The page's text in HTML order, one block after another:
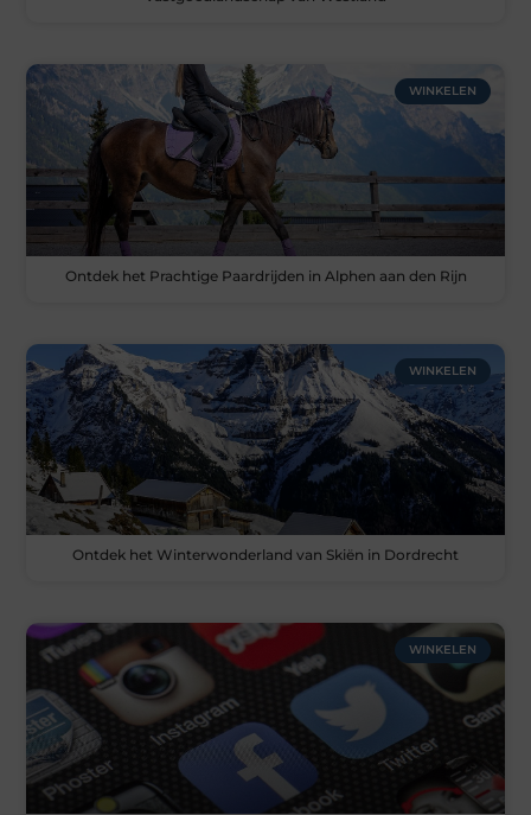
WINKELEN
Ontdek het Prachtige Paardrijden in Alphen aan den Rijn
WINKELEN
Ontdek het Winterwonderland van Skiën in Dordrecht
WINKELEN